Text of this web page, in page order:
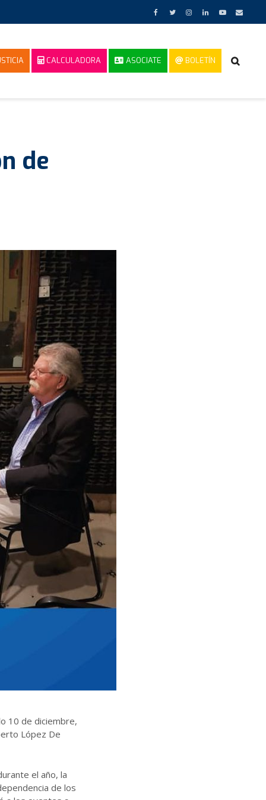
CALCULADORA ASOCIATE BOLETÍN
de
10 de diciembre,
López De
el año, la
de los